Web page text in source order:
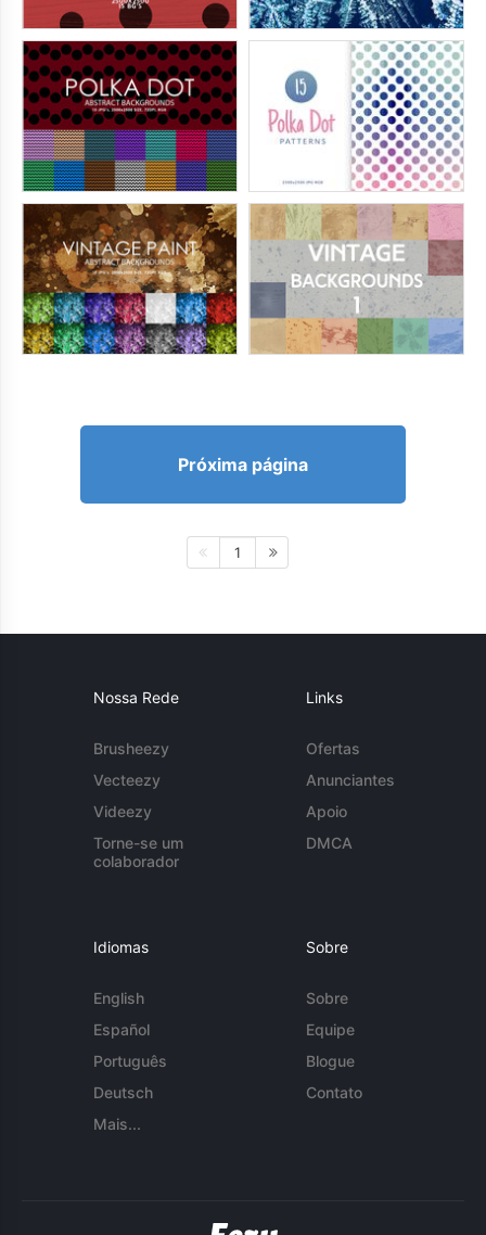
Próxima página
1
Nossa Rede
Brusheezy
Vecteezy
Videezy
Torne-se um
colaborador
Links
Ofertas
Anunciantes
Apoio
DMCA
Idiomas
English
Español
Português
Deutsch
Mais...
Sobre
Sobre
Equipe
Blogue
Contato